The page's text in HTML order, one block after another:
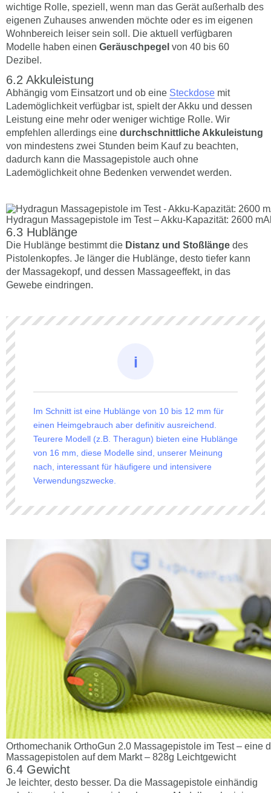
wichtige Rolle, speziell, wenn man das Gerät außerhalb des
eigenen Zuhauses anwenden möchte oder es im eigenen
Wohnbereich leiser sein soll. Die aktuell verfügbaren
Modelle haben einen Geräuschpegel von 40 bis 60
Dezibel.
Akkuleistung
Abhängig vom Einsatzort und ob eine Steckdose mit
Lademöglichkeit verfügbar ist, spielt der Akku und dessen
Leistung eine mehr oder weniger wichtige Rolle. Wir
empfehlen allerdings eine durchschnittliche Akkuleistung
von mindestens zwei Stunden beim Kauf zu beachten,
dadurch kann die Massagepistole auch ohne
Lademöglichkeit ohne Bedenken verwendet werden.
Hydragun Massagepistole im Test – Akku-Kapazität: 2600
Hublänge
Die Hublänge bestimmt die Distanz und Stoßlänge des
Pistolenkopfes. Je länger die Hublänge, desto tiefer kann
der Massagekopf, und dessen Massageeffekt, in das
Gewebe eindringen.
Im Schnitt ist eine Hublänge von 10 bis 12 mm für
einen Heimgebrauch aber definitiv ausreichend.
Teurere Modell (z.B. Theragun) bieten eine Hublänge
von 16 mm, diese Modelle sind, unserer Meinung
nach, interessant für häufigere und intensivere
Verwendungszwecke.
Orthomechanik OrthoGun 2.0 Massagepistole im Test – eine
Massagepistolen auf dem Markt – 828g Leichtgewicht
Gewicht
Je leichter, desto besser. Da die Massagepistole einhändig